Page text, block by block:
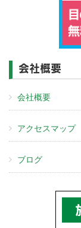
会社概要
会社概要
アクセスマップ
ブログ